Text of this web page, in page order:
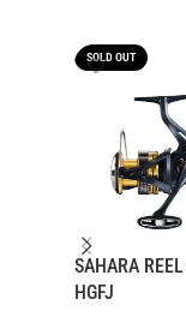
SOLD OUT
SAHARA
HGFJ